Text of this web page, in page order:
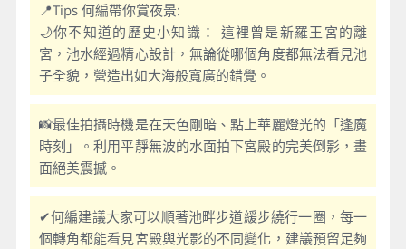
📍Tips 何編帶你賞夜景:
🌙你不知道的歷史小知識： 這裡曾是新羅王宮的離
宮，池水經過精心設計，無論從哪個角度都無法看見池
子全貌，營造出如大海般寬廣的錯覺。
📸最佳拍攝時機是在天色剛暗、點上華麗燈光的「逢魔
時刻」。利用平靜無波的水面拍下宮殿的完美倒影，畫
面絕美震撼。
✔何編建議大家可以順著池畔步道緩步繞行一圈，每一
個轉角都能看見宮殿與光影的不同變化，建議預留足夠